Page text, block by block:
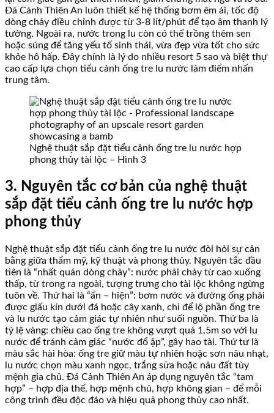
Đá Cảnh Thiên An luôn thiết kế hệ thống bơm êm ái, tốc độ
dòng chảy điều chỉnh được từ 3-8 lít/phút để tạo âm thanh lý
tưởng. Ngoài ra, nước trong lu còn có thể trồng thêm sen
hoặc súng để tăng yếu tố sinh thái, vừa đẹp vừa tốt cho sức
khỏe hô hấp. Đây chính là lý do nhiều resort 5 sao và biệt thự
cao cấp lựa chọn tiểu cảnh ống tre lu nước làm điểm nhấn
trung tâm.
Nghệ thuật sắp đặt tiểu cảnh ống tre lu nước hợp
phong thủy tài lộc – Hình 3
3. Nguyên tắc cơ bản của nghệ thuật
sắp đặt tiểu cảnh ống tre lu nước hợp
phong thủy
Nghệ thuật sắp đặt tiểu cảnh ống tre lu nước đòi hỏi sự cân
bằng giữa thẩm mỹ, kỹ thuật và phong thủy. Nguyên tắc đầu
tiên là “nhất quán dòng chảy”: nước phải chảy từ cao xuống
thấp, từ trong ra ngoài, tượng trưng cho tài lộc không ngừng
tuôn về. Thứ hai là “ẩn – hiện”: bơm nước và đường ống phải
được giấu kín dưới đá hoặc cây xanh, chỉ để lộ phần ống tre
và lu nước tạo cảm giác tự nhiên như suối nguồn. Thứ ba là
tỷ lệ vàng: chiều cao ống tre không vượt quá 1,5m so với lu
nước để tránh cảm giác “nước đổ ập”, gây hao tài. Thứ tư là
màu sắc hài hòa: ống tre giữ màu tự nhiên hoặc sơn nâu nhạt,
lu nước chọn màu xanh ngọc, trắng sữa hoặc nâu đất tùy
mệnh gia chủ. Đá Cảnh Thiên An áp dụng nguyên tắc “tam
hợp” – hợp địa thế, hợp mệnh chủ, hợp không gian – để mỗi
công trình đều độc đáo và hiệu quả phong thủy cao nhất.